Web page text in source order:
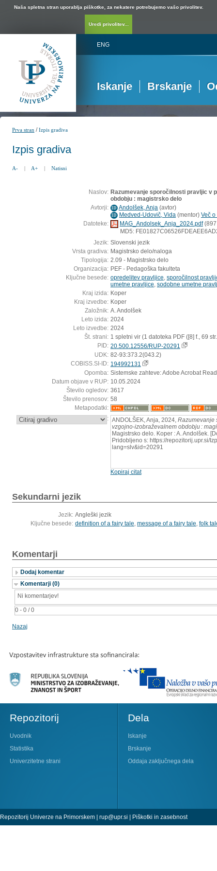
Naša spletna stran uporablja piškotke, za nekatere potrebujemo vašo privolitev.
Uredi privolitev...
ENG
Iskanje Brskanje
Prva stran /Izpis gradiva
Izpis gradiva
A- | A+ | Natisni
Naslov: Razumevanje sporočilnosti pravljic v
obdobju : magistrsko delo
Avtorji: ID Andolšek, Anja (avtor)
ID Medved-Udovič, Vida (mentor) Več
Datoteke:
MAG_Andolsek_Anja_2024.pdf
MD5:
Jezik: Slovenski jezik
Vrsta gradiva: Magistrsko delo/naloga
Tipologija: 2.09 - Magistrsko delo
Organizacija: PEF - Pedagoška fakulteta
Ključne besede: opredelitev pravljice sporočilnost
umetne pravljice sodobne umetne
Kraj izida: Koper
Kraj izvedbe: Koper
Založnik: A. Andolšek
Leto izida: 2024
Leto izvedbe: 2024
Št. strani: 1 spletni vir (1 datoteka PDF ([8] f., 69
PID: 20.500.12556/RUP-20291
UDK: 82-93:373.2(043.2)
COBISS.SI-ID: 194992131
Opomba: Sistemske zahteve: Adobe Acrobat
Datum objave v RUP: 10.05.2024
Število ogledov: 3617
Število prenosov: 58
Metapodatki:
: ANDOLŠEK, Anja, 2024, Razumevanje
vzgojno-izobraževalnem obdobju :
Magistrsko delo. Koper : A. Andolšek.
Pridobljeno s: https://repozitorij.upr.si/
lang=slv&id=20291
Kopiraj citat
Sekundarni jezik
Jezik: Angleški jezik
Ključne besede: definition of a fairy tale, message of a fairy tale, folk
Komentarji
Dodaj komentar
Komentarji (0)
0 - 0 / 0
Ni komentarjev!
Nazaj
Repozitorij
Uvodnik
Statistika
Univerzitetne strani
Dela
Iskanje
Brskanje
Oddaja zaključnega dela
Repozitorij Univerze na Primorskem | rup@upr.si Piškotki in zasebnost